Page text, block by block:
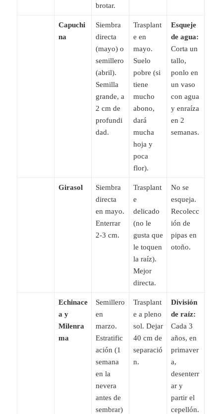
brotar.
Capuchi
na
Siembra
directa
(mayo) o
semillero
(abril).
Semilla
grande, a
2 cm de
profundi
dad.
Trasplant
e en
mayo.
Suelo
pobre (si
tiene
mucho
abono,
dará
mucha
hoja y
poca
flor).
Esqueje
de agua:
Corta un
tallo,
ponlo en
un vaso
con agua
y enraíza
en 2
semanas.
Girasol
Siembra
directa
en mayo.
Enterrar
2-3 cm.
Trasplant
e
delicado
(no le
gusta que
le toquen
la raíz).
Mejor
directa.
No se
esqueja.
Recolecc
ión de
pipas en
otoño.
Echinace
a y
Milenra
ma
Semillero
en
marzo.
Estratific
ación (1
semana
en la
nevera
antes de
sembrar)
Trasplant
e a pleno
sol. Dejar
40 cm de
separació
n.
División
de raíz:
Cada 3
años, en
primaver
a,
desenterr
ar y
partir el
cepellón.